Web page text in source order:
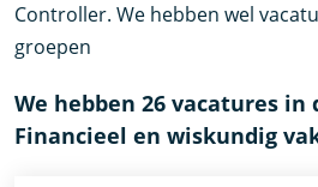
Controller. We hebben wel
groepen
We hebben 26 vacatures in
Financieel en wiskundig